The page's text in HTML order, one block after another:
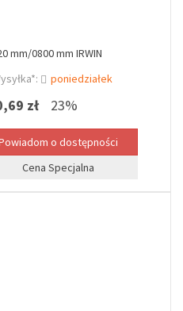
mm/0800 mm IRWIN
poniedziałek
zł 23%
Cena Specjalna